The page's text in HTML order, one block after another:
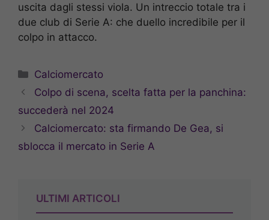
uscita dagli stessi viola. Un intreccio totale tra i
due club di Serie A: che duello incredibile per il
colpo in attacco.
Categorie
Calciomercato
Colpo di scena, scelta fatta per la panchina:
succederà nel 2024
Calciomercato: sta firmando De Gea, si
sblocca il mercato in Serie A
ULTIMI ARTICOLI